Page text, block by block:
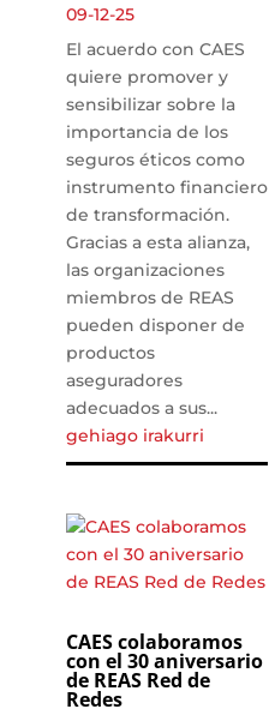
09-12-25
El acuerdo con CAES
quiere promover y
sensibilizar sobre la
importancia de los
seguros éticos como
instrumento financiero
de transformación.
Gracias a esta alianza,
las organizaciones
miembros de REAS
pueden disponer de
productos
aseguradores
adecuados a sus...
gehiago irakurri
CAES colaboramos
con el 30 aniversario
de REAS Red de
Redes